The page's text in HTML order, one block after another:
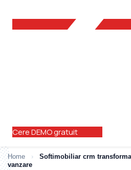
Cere DEMO gratuit
Home ›
Softimobiliar crm
vanzare